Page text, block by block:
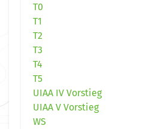
T0
T1
T2
T3
T4
T5
UIAA IV Vorstieg
UIAA V Vorstieg
WS